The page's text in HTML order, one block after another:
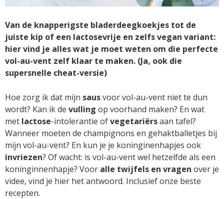
Van de knapperigste bladerdeegkoekjes tot de
juiste kip of een lactosevrije en zelfs vegan variant:
hier vind je alles wat je moet weten om die perfecte
vol-au-vent zelf klaar te maken. (Ja, ook die
supersnelle cheat-versie)
Hoe zorg ik dat mijn sausvoor vol-au-vent niet te dun
wordt? Kan ik de vulling op voorhand maken? En wat
met lactose-intolerantie ofvegetariërsaan tafel?
Wanneer moeten de champignons en gehaktballetjes bij
mijn vol-au-vent? En kun je je koninginenhapjes ook
invriezen? Of wacht: is vol-au-vent wel hetzelfde als een
koninginnenhapje? Voor alle twijfels en vragen over je
videe, vind je hier het antwoord. Inclusief onze beste
recepten.